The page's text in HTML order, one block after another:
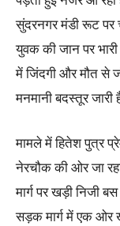
सुंदरनगर मंडी रूट पर
युवक की जान पर
में जिंदगी और मौत से
मनमानी बदस्तूर जारी
मामले में हितेश पुत्र
नेरचौक की ओर जा
मार्ग पर खड़ी निजी
सड़क मार्ग में एक ओर